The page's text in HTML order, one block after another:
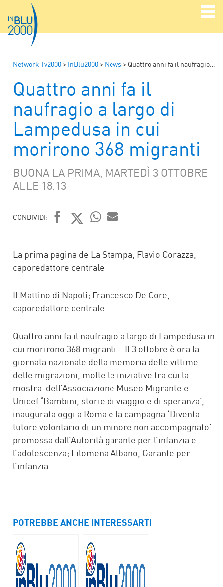
Network Tv2000 > InBlu2000 > News > Quattro anni fa il naufragio a largo di Lampedusa in cui morirono 368 migranti
Quattro anni fa il
naufragio a largo di
Lampedusa in cui
morirono 368 migranti
BUONA LA PRIMA, MARTEDÌ 3 OTTOBRE
ALLE 18.13
CONDIVIDI:
La prima pagina de La Stampa; Flavio Corazza,
caporedattore centrale
Il Mattino di Napoli; Francesco De Core,
caporedattore centrale
Quattro anni fa il naufragio a largo di Lampedusa in
cui morirono 368 migranti – Il 3 ottobre è ora la
giornata nazionale della memoria delle vittime
delle migrazioni, molte le iniziative tra cui la
mostra dell’Associazione Museo Migrante e
Unicef ‘Bambini, storie di viaggio e di speranza’,
inaugurata oggi a Roma e la campagna ‘Diventa
tutore volontario di un minore non accompagnato’
promossa dall’Autorità garante per l’infanzia e
l’adolescenza; Filomena Albano, Garante per
l’infanzia
POTREBBE ANCHE INTERESSARTI